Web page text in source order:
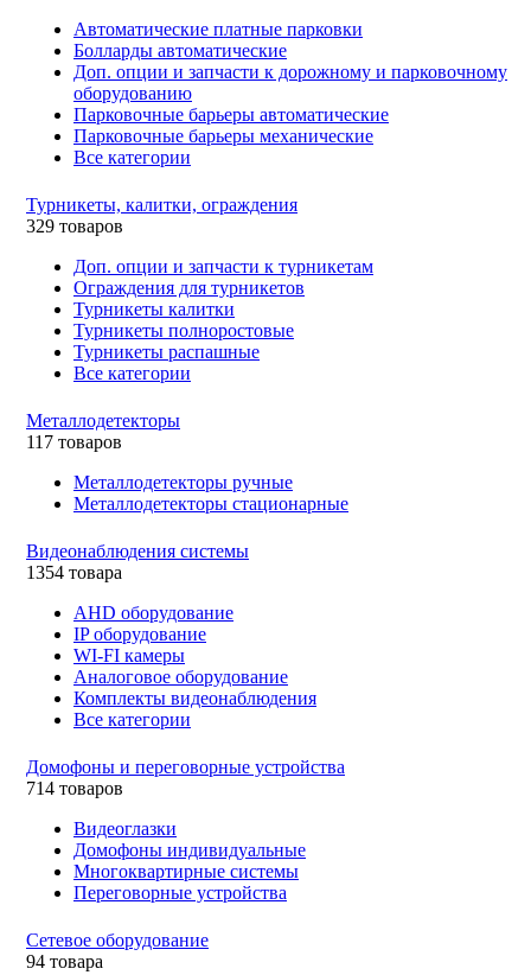
Автоматические платные парковки
Болларды автоматические
Доп. опции и запчасти к дорожному и парковочному
оборудованию
Парковочные барьеры автоматические
Парковочные барьеры механические
Все категории
Турникеты, калитки, ограждения
329 товаров
Доп. опции и запчасти к турникетам
Ограждения для турникетов
Турникеты калитки
Турникеты полноростовые
Турникеты распашные
Все категории
Металлодетекторы
117 товаров
Металлодетекторы ручные
Металлодетекторы стационарные
Видеонаблюдения cистемы
1354 товара
AHD оборудование
IP оборудование
WI-FI камеры
Аналоговое оборудование
Комплекты видеонаблюдения
Все категории
Домофоны и переговорные устройства
714 товаров
Видеоглазки
Домофоны индивидуальные
Многоквартирные системы
Переговорные устройства
Сетевое оборудование
94 товара